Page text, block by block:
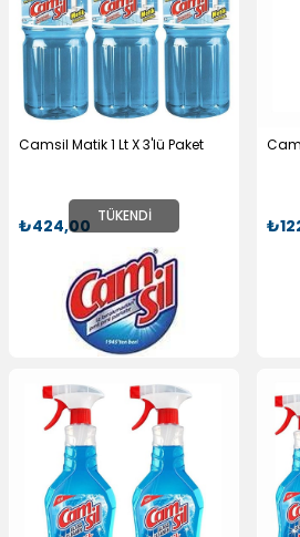
TÜKENDI
Camsil Matik 1 Lt X 3'lü Paket
₺424,00